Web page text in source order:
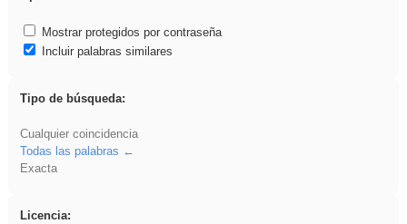
Mostrar protegidos por contraseña
Incluir palabras similares
Tipo de búsqueda:
Cualquier coincidencia
Todas las palabras
Exacta
Licencia: